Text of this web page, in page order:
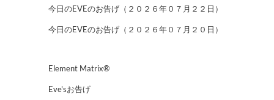
今日のEVEのお告げ（２０２６年０７月２２日）
今日のEVEのお告げ（２０２６年０７月２０日）
Element Matrix®
Eve'sお告げ